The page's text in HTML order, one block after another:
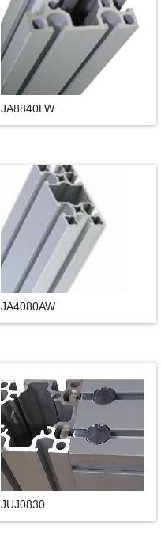
JA8840LW
JA4080AW
JUJ0830